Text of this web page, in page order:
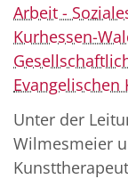
Arbeit -
Kurhessen-
Evangelischen
Unter der
Wilmesmeier